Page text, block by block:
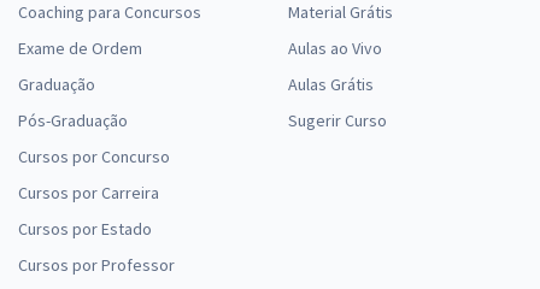
Coaching para Concursos
Exame de Ordem
Graduação
Pós-Graduação
Cursos por Concurso
Cursos por Carreira
Cursos por Estado
Cursos por Professor
Material Grátis
Aulas ao Vivo
Aulas Grátis
Sugerir Curso